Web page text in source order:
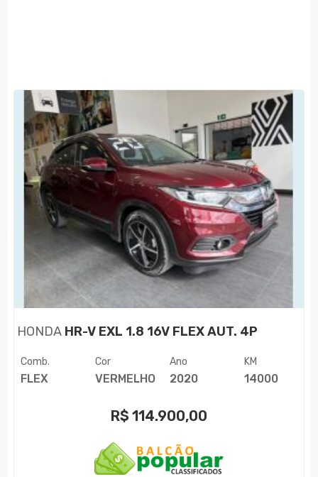
HONDA HR-V EXL 1.8 16V FLEX AUT. 4P
Comb.
FLEX
Cor
VERMELHO
Ano
2020
KM
14000
R$ 114.900,00